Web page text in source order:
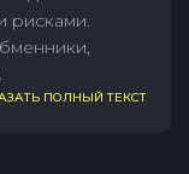
рисками.
ПОЛНЫЙ ТЕКСТ